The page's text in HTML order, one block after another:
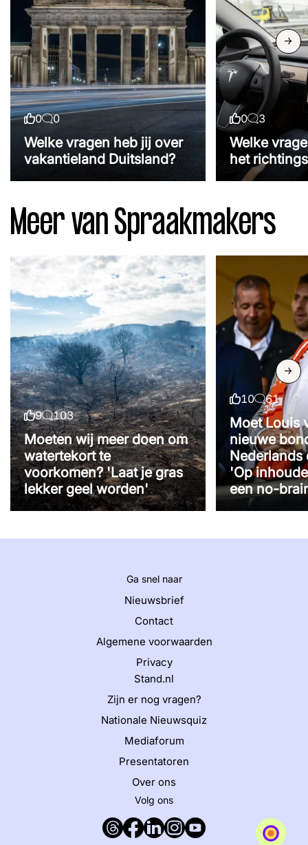
Likes
0Reacties
0
Welke vragen heb jij over
vakantieland Duitsland?
Likes
0Reacties
3
Welke
het
Meer van Spraakmakers
Likes
9Reacties
103
Moeten wij meer doen om
watertekort te
voorkomen? 'Laat je gras
lekker geel worden'
Likes
10Reacties
61
Moet Louis
nieuwe
Nederlands
'Op
een no-
Ga snel naar
Nieuwsbrief
Contact
Algemene voorwaarden
Privacy
Stand.nl
Zijn er nog vragen?
Nationale Nieuwsquiz
Mediaforum
Presentatoren
Over ons
Volg ons
Threads
Facebook
LinkedIn
Instagram
YouTube